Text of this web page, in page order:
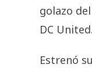
golazo
DC United.
Estrenó